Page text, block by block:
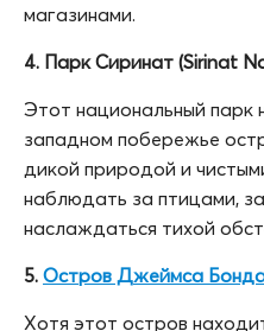
магазинами.
4. Парк Сиринат (Sirinat
Этот национальный парк
западном побережье
дикой природой и
наблюдать за птицами,
наслаждаться тихой
5. Остров Джеймса
Хотя этот остров